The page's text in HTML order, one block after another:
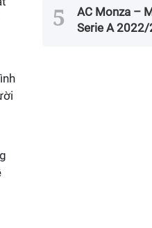
AC Monza –
Serie A